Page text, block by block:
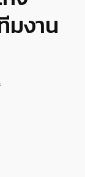
มงาน